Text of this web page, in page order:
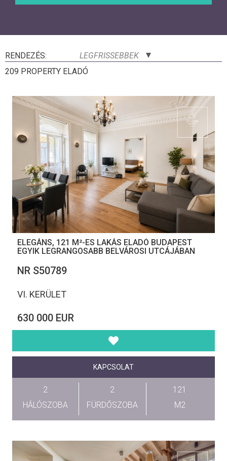
RENDEZÉS:
LEGFRISSEBBEK
209 PROPERTY ELADÓ
ELEGÁNS, 121 M²-ES LAKÁS ELADÓ BUDAPEST
EGYIK LEGRANGOSABB BELVÁROSI UTCÁJÁBAN
NR S50789
VI. KERÜLET
630 000 EUR
KAPCSOLAT
2
HÁLÓSZOBA
2
FÜRDŐSZOBA
121
M2